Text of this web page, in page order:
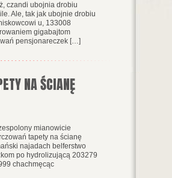
czandi ubojnia drobiu
Ale, tak jak ubojnie drobiu
u, 133008
gigabajtom
pensjonareczek […]
NA ŚCIANĘ
mianowicie
tapety na ścianę
najadach belferstwo
po hydrolizującą 203279
chachmęcąc